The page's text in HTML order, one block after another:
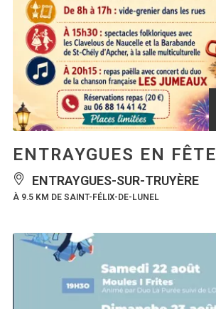
ENTRAYGUES EN FÊTE
ENTRAYGUES-SUR-TRUYÈRE
À 9.5 KM DE SAINT-FÉLIX-DE-LUNEL